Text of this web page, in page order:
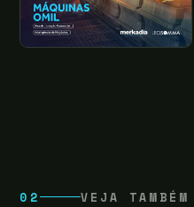
02 VEJA TAMBÉM